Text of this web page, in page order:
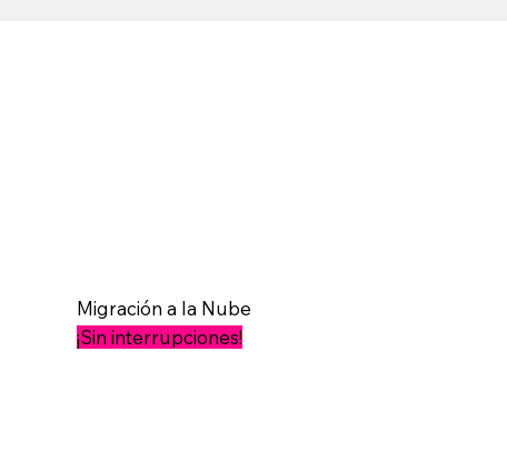
Migración a la Nube
¡Sin interrupciones!